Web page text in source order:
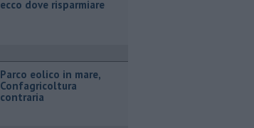
ecco dove risparmiare
Parco eolico in mare,
Confagricoltura
contraria